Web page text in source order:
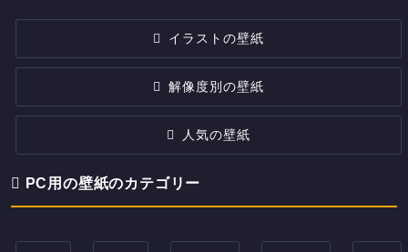
イラストの壁紙
解像度別の壁紙
人気の壁紙
PC用の壁紙のカテゴリー